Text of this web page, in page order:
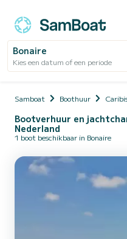
Bonaire
Kies een datum of een periode
Samboat Boothuur
Bootverhuur en
Nederland
1 boot beschikbaar in Bonaire